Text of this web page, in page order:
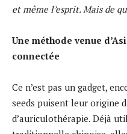
et même l’esprit. Mais de
Une méthode venue
connectée
Ce n’est pas un gadget,
seeds puisent leur origine
d’auriculothérapie. Déjà